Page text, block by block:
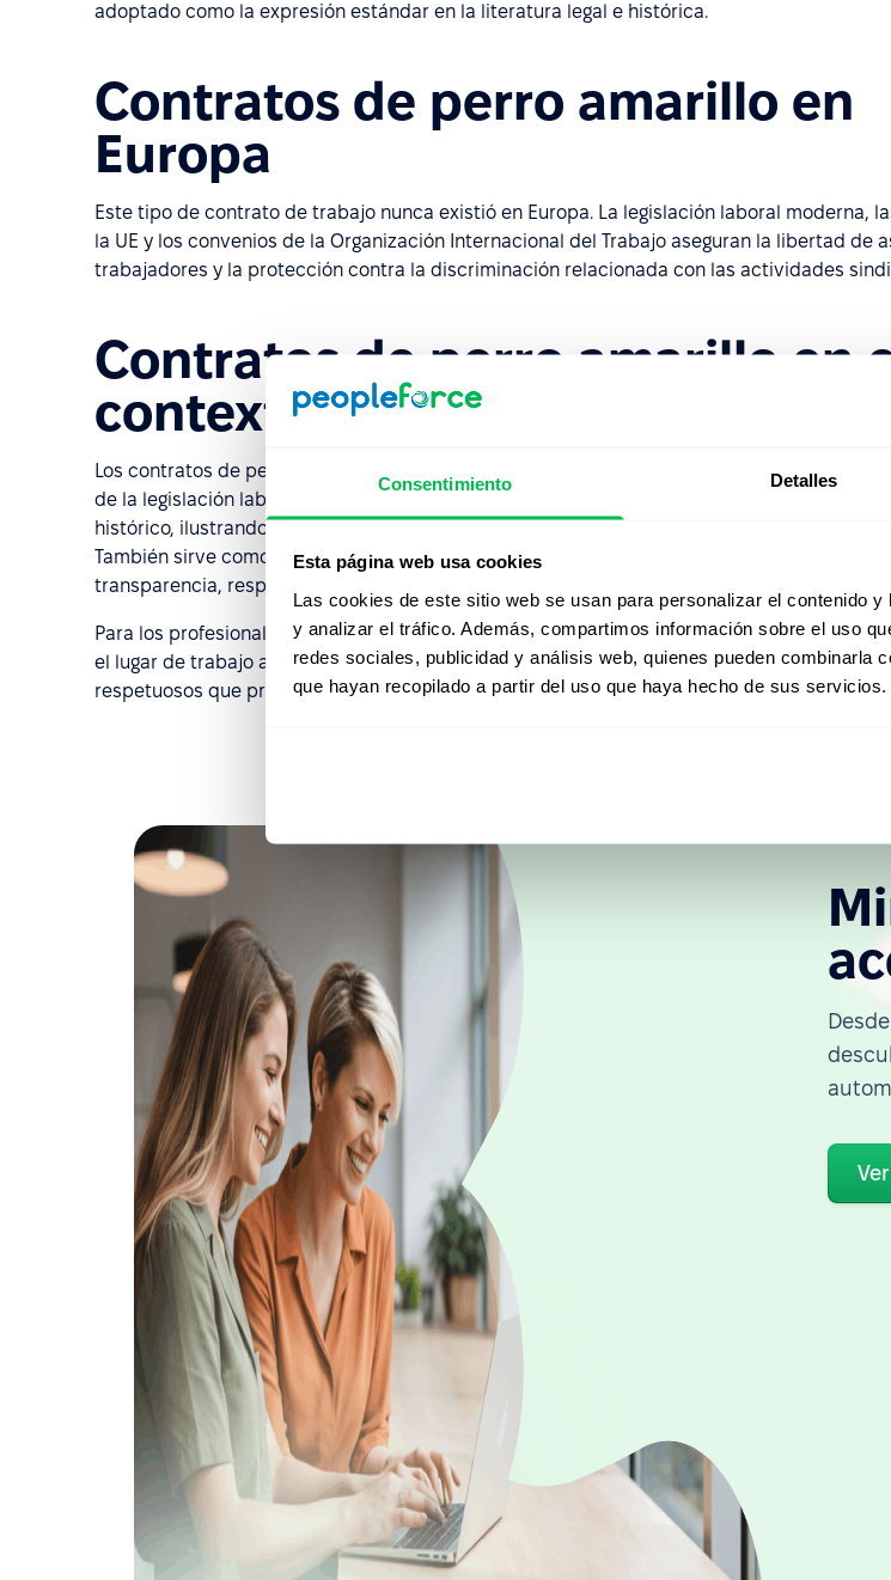
Consentimiento Detalles
Esta página web usa cookies
Las cookies de este sitio web se usan para personalizar el contenido
y analizar el tráfico. Además, compartimos información sobre el uso
redes sociales, publicidad y análisis web, quienes pueden combinarla
que hayan recopilado a partir del uso que haya hecho de sus servicios.
adoptado como la expresión estándar en la literatura legal e histórica.
Contratos de perro amarillo en
Europa
Este tipo de contrato de trabajo nunca existió en Europa. La legislación laboral moderna,
la UE y los convenios de la Organización Internacional del Trabajo aseguran la libertad de
trabajadores y la protección contra la discriminación relacionada con las actividades
Contratos de perro amarillo en
contexto de Recursos Humanos
Los contratos de perro amarillo sirven como ejemplo de prácticas que contradicen los
de la legislación laboral y la ética en el empleo. Hoy en día, este concepto tiene un
histórico, ilustrando la evolución de las regulaciones que protegen los derechos de los
También sirve como un recordatorio de que las relaciones laborales sostenibles y
transparencia, respeto por los derechos y diálogo abierto, no restricciones unilaterales.
Para los profesionales de Recursos Humanos, este contexto histórico ilustra el progreso
el lugar de trabajo a lo largo del tiempo. Destaca la importancia de construir entornos
respetuosos que protejan la libertad de los empleados para organizarse y defender sus